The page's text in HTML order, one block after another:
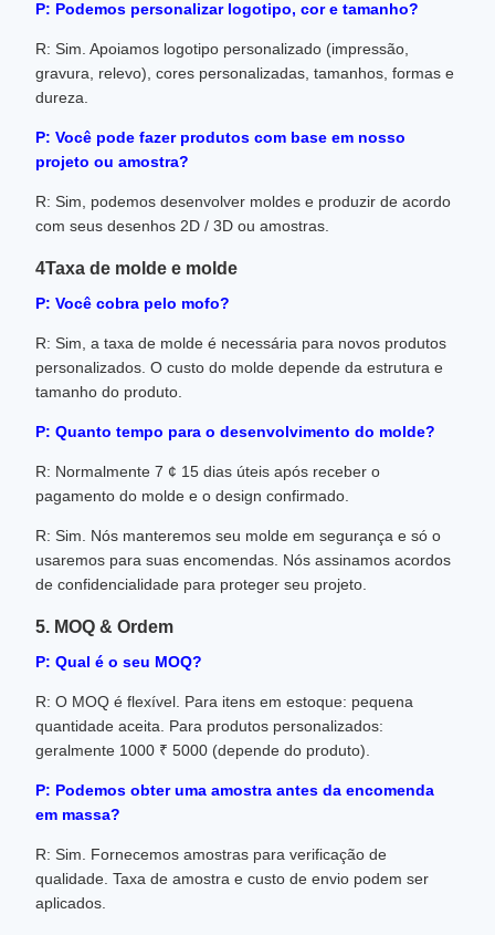
P: Podemos personalizar logotipo, cor e tamanho?
R: Sim. Apoiamos logotipo personalizado (impressão,
gravura, relevo), cores personalizadas, tamanhos, formas e
dureza.
P: Você pode fazer produtos com base em nosso
projeto ou amostra?
R: Sim, podemos desenvolver moldes e produzir de acordo
com seus desenhos 2D / 3D ou amostras.
4Taxa de molde e molde
P: Você cobra pelo mofo?
R: Sim, a taxa de molde é necessária para novos produtos
personalizados. O custo do molde depende da estrutura e
tamanho do produto.
P: Quanto tempo para o desenvolvimento do molde?
R: Normalmente 7 ¢ 15 dias úteis após receber o
pagamento do molde e o design confirmado.
R: Sim. Nós manteremos seu molde em segurança e só o
usaremos para suas encomendas. Nós assinamos acordos
de confidencialidade para proteger seu projeto.
5. MOQ & Ordem
P: Qual é o seu MOQ?
R: O MOQ é flexível. Para itens em estoque: pequena
quantidade aceita. Para produtos personalizados:
geralmente 1000 ₹ 5000 (depende do produto).
P: Podemos obter uma amostra antes da encomenda
em massa?
R: Sim. Fornecemos amostras para verificação de
qualidade. Taxa de amostra e custo de envio podem ser
aplicados.